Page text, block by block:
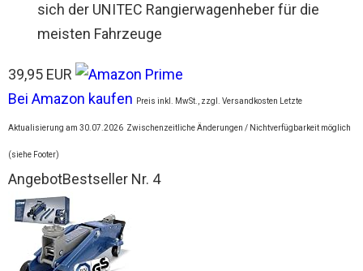
sich der UNITEC Rangierwagenheber für die
meisten Fahrzeuge
39,95 EUR
Bei Amazon kaufen
Preis inkl. MwSt., zzgl. Versandkosten Letzte
Aktualisierung am 30.07.2026 Zwischenzeitliche Änderungen / Nichtverfügbarkeit möglich
(siehe Footer)
AngebotBestseller Nr. 4